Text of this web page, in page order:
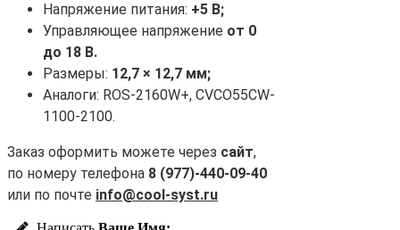
Напряжение питания: +5 В;
Управляющее напряжение от 0
до 18 В.
Размеры: 12,7 × 12,7 мм;
Аналоги: ROS-2160W+, CVCO55CW-
1100-2100.
Заказ оформить можете через сайт,
по номеру телефона 8 (977)-440-09-40
или по почте info@cool-syst.ru